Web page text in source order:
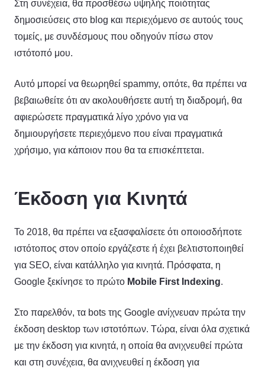
Στη συνέχεια, θα προσθέσω υψηλής ποιότητας
δημοσιεύσεις στο blog και περιεχόμενο σε αυτούς τους
τομείς, με συνδέσμους που οδηγούν πίσω στον
ιστότοπό μου.
Αυτό μπορεί να θεωρηθεί spammy, οπότε, θα πρέπει να
βεβαιωθείτε ότι αν ακολουθήσετε αυτή τη διαδρομή, θα
αφιερώσετε πραγματικά λίγο χρόνο για να
δημιουργήσετε περιεχόμενο που είναι πραγματικά
χρήσιμο, για κάποιον που θα τα επισκέπτεται.
Έκδοση για Κινητά
Το 2018, θα πρέπει να εξασφαλίσετε ότι οποιοσδήποτε
ιστότοπος στον οποίο εργάζεστε ή έχει βελτιστοποιηθεί
για SEO, είναι κατάλληλο για κινητά. Πρόσφατα, η
Google ξεκίνησε το πρώτο Mobile First Indexing.
Στο παρελθόν, τα bots της Google ανίχνευαν πρώτα την
έκδοση desktop των ιστοτόπων. Τώρα, είναι όλα σχετικά
με την έκδοση για κινητά, η οποία θα ανιχνευθεί πρώτα
και στη συνέχεια, θα ανιχνευθεί η έκδοση για